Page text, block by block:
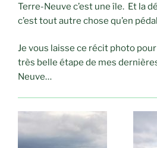
Terre-Neuve c’est une île. Et la
c’est tout autre chose qu’en
Je vous laisse ce récit photo
très belle étape de mes
Neuve…